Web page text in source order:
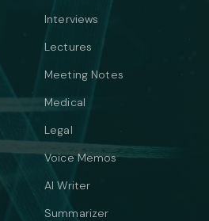
Interviews
Lectures
Meeting Notes
Medical
Legal
Voice Memos
AI Writer
Summarizer